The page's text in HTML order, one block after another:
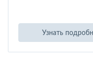
Узнать